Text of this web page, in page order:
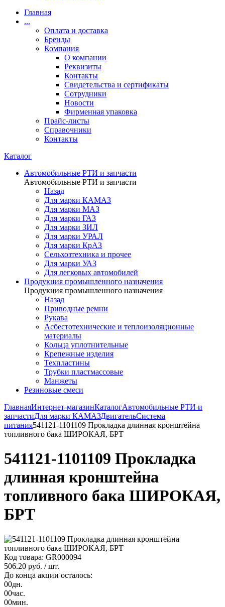
Главная
...
Оплата и доставка
Бренды
Компания
О компании
Реквизиты
Контакты
Свидетельства и сертификаты
Сотрудники
Новости
Фирменная упаковка
Прайс-листы
Справочники
Контакты
Каталог
Автомобильные РТИ и запчасти
Автомобильные РТИ и запчасти
Назад
Для марки КАМАЗ
Для марки МАЗ
Для марки ГАЗ
Для марки ЗИЛ
Для марки УРАЛ
Для марки КрАЗ
Сельхозтехника и прочее
Для марки УАЗ
Для легковых автомобилей
Продукция промышленного назначения
Продукция промышленного назначения
Назад
Приводные ремни
Рукава
Асбестотехнические и теплоизоляционные
материалы
Кольца уплотнительные
Крепежные изделия
Техпластины
Трубки пластмассовые
Манжеты
Резиновые смеси
ГлавнаяИнтернет-магазинКаталогАвтомобильные РТИ и
запчастиДля марки КАМАЗДвигательСистема
питания541121-1101109 Прокладка длинная кронштейна
топливного бака ШИРОКАЯ, БРТ
541121-1101109 Прокладка
длинная кронштейна
топливного бака ШИРОКАЯ,
БРТ
Код товара: GR000094
506.20 руб. / шт.
До конца акции осталось:
00дн.
00час.
00мин.